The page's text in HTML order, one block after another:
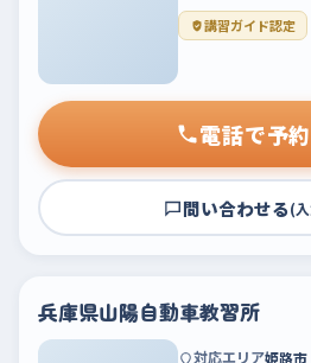
講習ガイド認定
電話で予
問い合わせる(
兵庫県山陽自動車教習所
対応エリア姫路市